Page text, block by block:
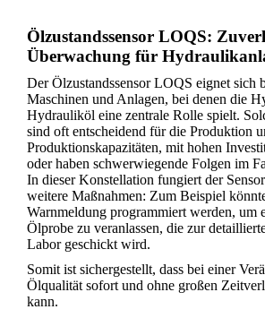
Ölzustandssensor LOQS:
Überwachung für
Der Ölzustandssensor LOQS eignet sich
Maschinen und Anlagen, bei denen die
Hydrauliköl eine zentrale Rolle spielt.
sind oft entscheidend für die Produktion
Produktionskapazitäten, mit hohen
oder haben schwerwiegende Folgen im
In dieser Konstellation fungiert der
weitere Maßnahmen: Zum Beispiel
Warnmeldung programmiert werden, um
Ölprobe zu veranlassen, die zur
Labor geschickt wird.
Somit ist sichergestellt, dass bei einer
Ölqualität sofort und ohne großen
kann.